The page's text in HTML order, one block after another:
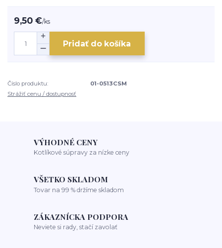
9,50 €/ks
Pridať do košíka
Číslo produktu:
01-0513CSM
Strážiť cenu / dostupnosť
VÝHODNÉ CENY
Kotlíkové súpravy za nízke ceny
VŠETKO SKLADOM
Tovar na 99 % držíme skladom
ZÁKAZNÍCKA PODPORA
Neviete si rady, stačí zavolať